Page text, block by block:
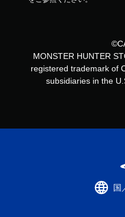
MONSTER HUNTER
registered trademark of
subsidiaries in the
国